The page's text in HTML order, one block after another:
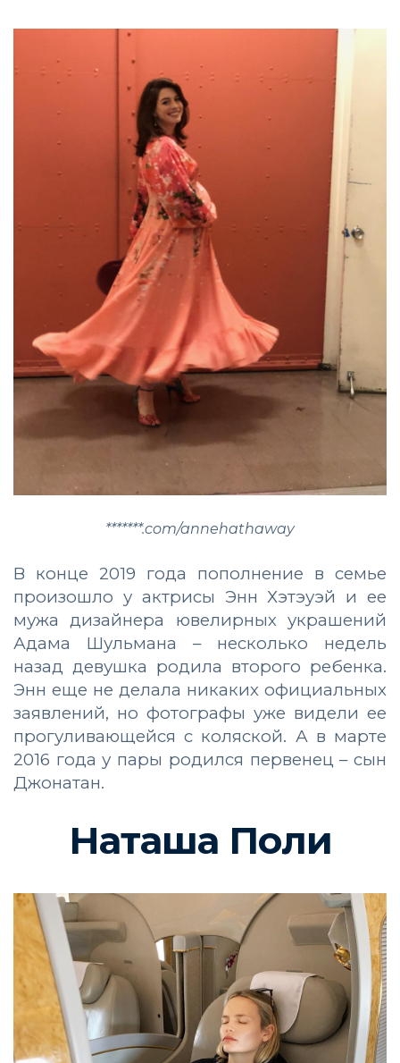
*******.com/annehathaway
В конце 2019 года пополнение в семье
произошло у актрисы Энн Хэтэуэй и ее
мужа дизайнера ювелирных украшений
Адама Шульмана – несколько недель
назад девушка родила второго ребенка.
Энн еще не делала никаких официальных
заявлений, но фотографы уже видели ее
прогуливающейся с коляской. А в марте
2016 года у пары родился первенец – сын
Джонатан.
Наташа Поли